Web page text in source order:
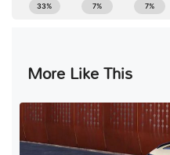
More Like This